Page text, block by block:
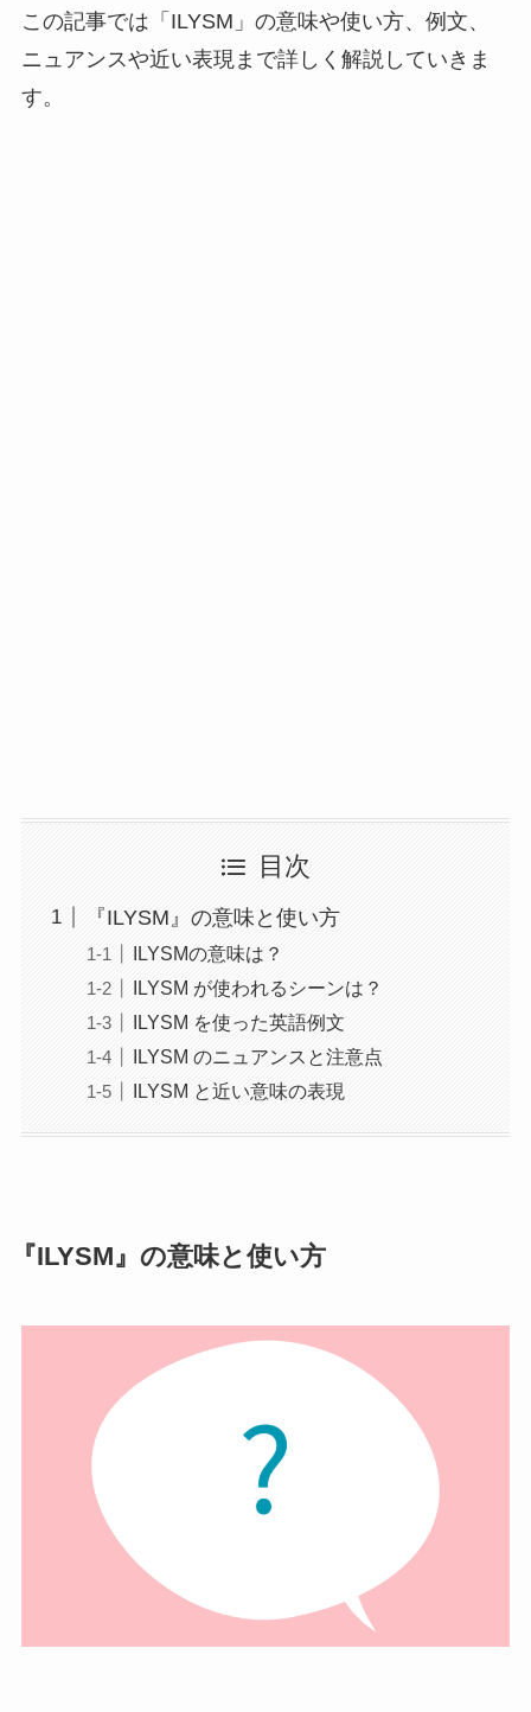
この記事では「ILYSM」の意味や使い方、例文、
ニュアンスや近い表現まで詳しく解説していきま
す。
目次
『ILYSM』の意味と使い方
ILYSMの意味は？
ILYSM が使われるシーンは？
ILYSM を使った英語例文
ILYSM のニュアンスと注意点
ILYSM と近い意味の表現
『ILYSM』の意味と使い方